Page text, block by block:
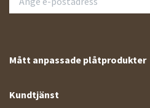
Mått anpassade plåtprodukter
Kundtjänst